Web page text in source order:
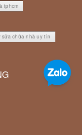
tphcm
sửa chữa nhà uy tín